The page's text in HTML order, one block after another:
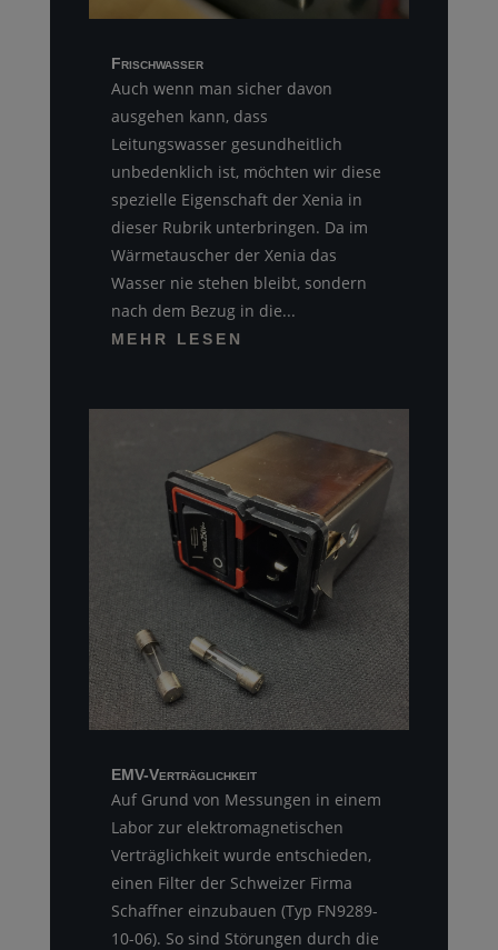
Frischwasser
Auch wenn man sicher davon
ausgehen kann, dass
Leitungswasser gesundheitlich
unbedenklich ist, möchten wir diese
spezielle Eigenschaft der Xenia in
dieser Rubrik unterbringen. Da im
Wärmetauscher der Xenia das
Wasser nie stehen bleibt, sondern
nach dem Bezug in die...
MEHR LESEN
EMV-Verträglichkeit
Auf Grund von Messungen in einem
Labor zur elektromagnetischen
Verträglichkeit wurde entschieden,
einen Filter der Schweizer Firma
Schaffner einzubauen (Typ FN9289-
10-06). So sind Störungen durch die